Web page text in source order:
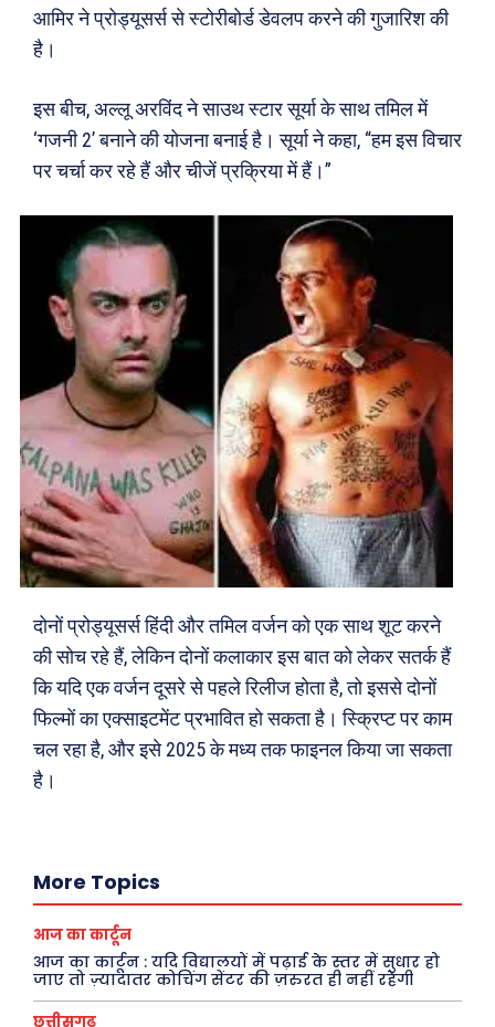
Type here... Search
छत्तीसगढ़
दुनिया
राजनीति
अपराध
आज का कार्टून
शायरी
आमिर ने प्रोड्यूसर्स से स्टोरीबोर्ड डेवलप करने की गुजारिश की
है।
इस बीच, अल्लू अरविंद ने साउथ स्टार सूर्या के साथ तमिल में
‘गजनी 2’ बनाने की योजना बनाई है। सूर्या ने कहा, “हम इस विचार
पर चर्चा कर रहे हैं और चीजें प्रक्रिया में हैं।”
दोनों प्रोड्यूसर्स हिंदी और तमिल वर्जन को एक साथ शूट करने
की सोच रहे हैं, लेकिन दोनों कलाकार इस बात को लेकर सतर्क हैं
कि यदि एक वर्जन दूसरे से पहले रिलीज होता है, तो इससे दोनों
फिल्मों का एक्साइटमेंट प्रभावित हो सकता है। स्क्रिप्ट पर काम
चल रहा है, और इसे 2025 के मध्य तक फाइनल किया जा सकता
है।
More Topics
आज का कार्टून
आज का कार्टून : यदि विद्यालयों में पढ़ाई के स्तर में सुधार हो
जाए तो ज़्यादातर कोचिंग सेंटर की ज़रुरत ही नहीं रहेगी
छत्तीसगढ़